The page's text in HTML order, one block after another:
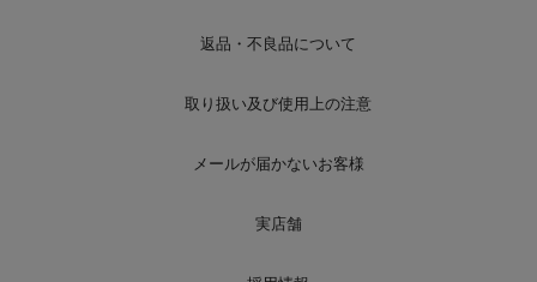
返品・不良品について
取り扱い及び使用上の注意
メールが届かないお客様
実店舗